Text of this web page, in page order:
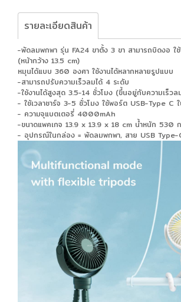
รายละเอียดสินค้า
-พัดลมพกพา รุ่น FA24 ขาตั้ง 3 ขา สามารถบิดงอ ใ
(หน้ากว้าง 13.5 cm)
หมุนได้แบบ 360 องศา ใช้งานได้หลากหลายรูปแบบ
-สามารถปรับความเร็วลมได้ 4 ระดับ
-ใช้งานได้สูงสุด 3.5-14 ชั่วโมง (ขึ้นอยู่กับความเร็วล
- ใช้เวลาชาร์จ 3-5 ชั่วโมง ใช้พอร์ต USB-Type C ใ
- ความจุแบตเตอรี่ 4000mAh
-ขนาดแพคเกจ 13.9 x 13.9 x 18 cm น้ำหนัก 530
- อุปกรณ์ในกล่อง = พัดลมพกพา, สาย USB